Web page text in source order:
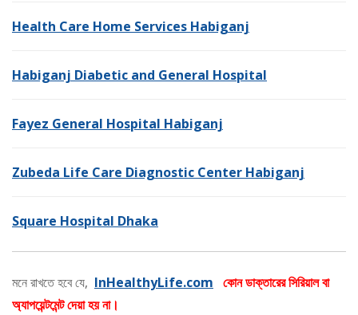
Health Care Home Services Habiganj
Habiganj Diabetic and General Hospital
Fayez General Hospital Habiganj
Zubeda Life Care Diagnostic Center Habiganj
Square Hospital Dhaka
মনে রাখতে হবে যে, InHealthyLife.com কোন ডাক্তারের সিরিয়াল বা
অ্যাপয়েন্টমেন্ট দেয়া হয় না।